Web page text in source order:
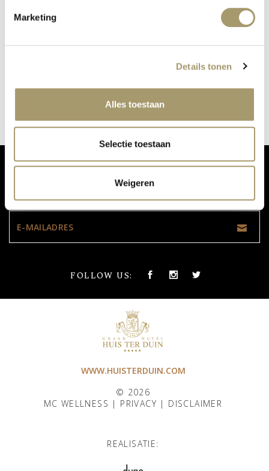
Marketing
Details tonen
Alles toestaan
Selectie toestaan
Weigeren
lees meer
MIS ONZE UPDATES NIET:
FOLLOW US:
WWW.HUISTERDUIN.COM
© 2026
MC WELLNESS | PRIVACY | DISCLAIMER
REALISATIE: